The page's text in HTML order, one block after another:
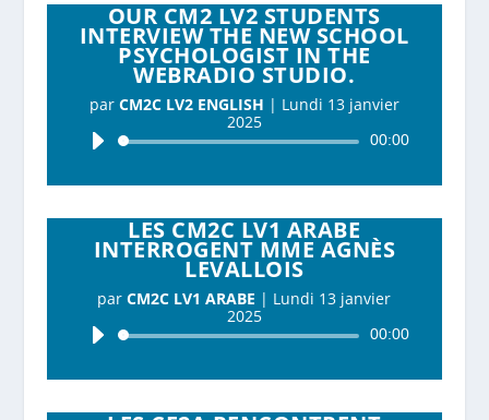
OUR CM2 LV2 STUDENTS
INTERVIEW THE NEW SCHOOL
PSYCHOLOGIST IN THE
WEBRADIO STUDIO.
par CM2C LV2 ENGLISH | Lundi 13 janvier
2025
Lecteur
00:00
LES CM2C LV1 ARABE
INTERROGENT MME AGNÈS
LEVALLOIS
parCM2C LV1 ARABE | Lundi 13 janvier
2025
Lecteur
00:00